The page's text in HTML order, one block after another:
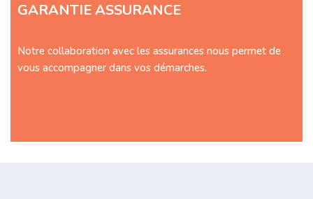
GARANTIE ASSURANCE
Notre collaboration avec les assurances nous permet de
vous accompagner dans vos démarches.